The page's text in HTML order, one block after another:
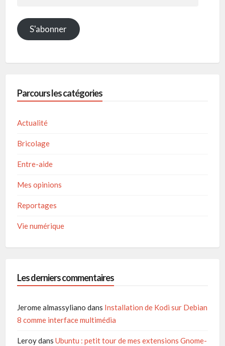
S'abonner
Parcours les catégories
Actualité
Bricolage
Entre-aide
Mes opinions
Reportages
Vie numérique
Les derniers commentaires
Jerome almassyliano dans Installation de Kodi sur Debian
8 comme interface multimédia
Leroydans Ubuntu : petit tour de mes extensions Gnome-